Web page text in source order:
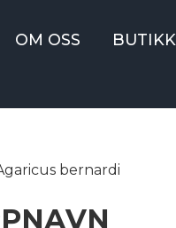
OM OSS BUTIKK
bernardi